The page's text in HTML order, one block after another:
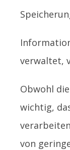
verwaltet,
Obwohl
wichtig,
von